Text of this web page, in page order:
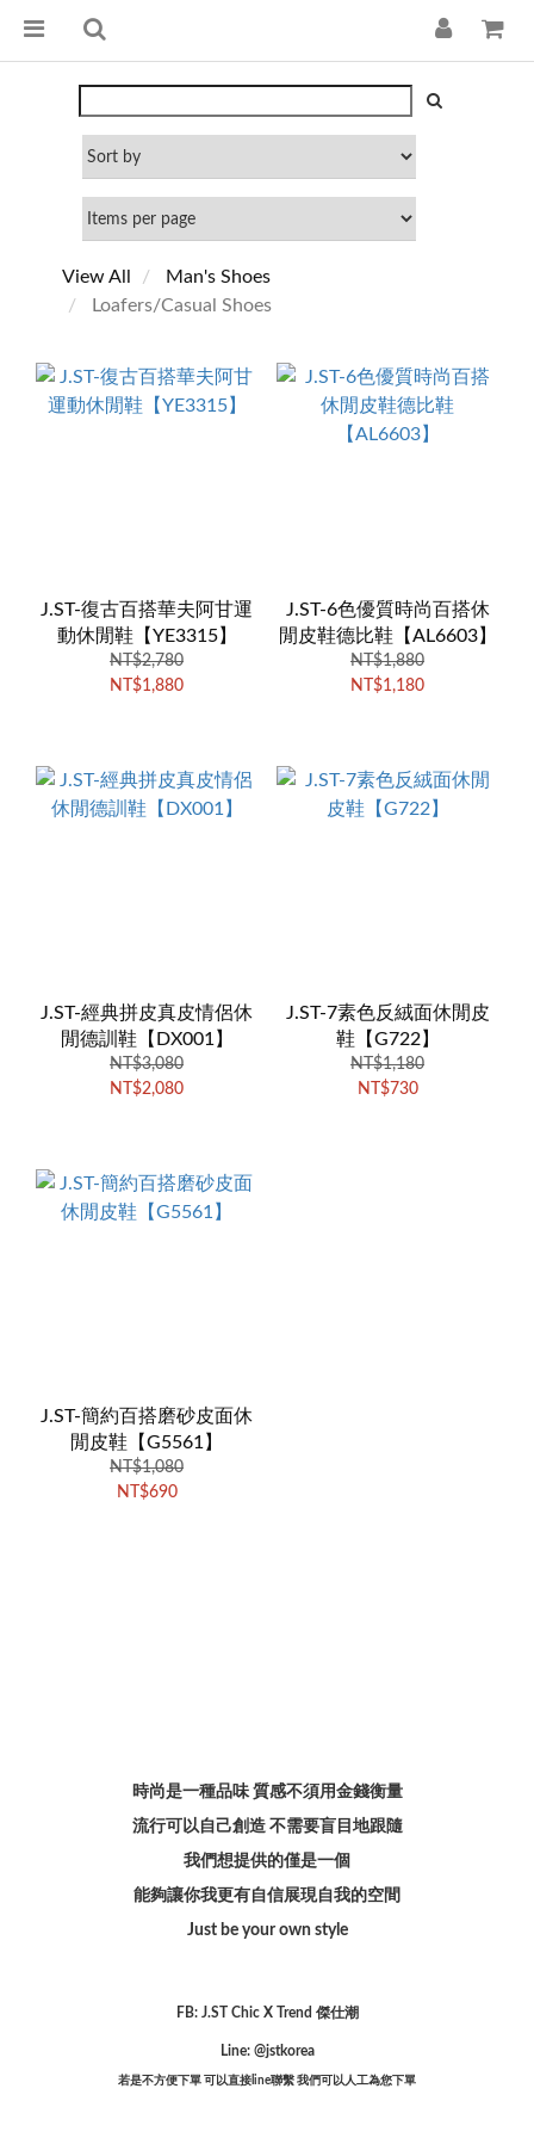
View All
Man's Shoes
Loafers/Casual Shoes
J.ST-復古百搭華夫阿甘運
動休閒鞋【YE3315】
NT$2,780
NT$1,880
J.ST-6色優質時尚百搭休
閒皮鞋德比鞋【AL6603】
NT$1,880
NT$1,180
J.ST-經典拼皮真皮情侶休
閒德訓鞋【DX001】
NT$3,080
NT$2,080
J.ST-7素色反絨面休閒皮
鞋【G722】
NT$1,180
NT$730
J.ST-簡約百搭磨砂皮面休
閒皮鞋【G5561】
NT$1,080
NT$690
時尚是一種品味 質感不須用金錢衡量
流行可以自己創造 不需要盲目地跟隨
我們想提供的僅是一個
能夠讓你我更有自信展現自我的空間
Just be your own style
FB: J.ST Chic X Trend 傑仕潮
Line: @jstkorea
若是不方便下單 可以直接line聯繫 我們可以人工為您下單